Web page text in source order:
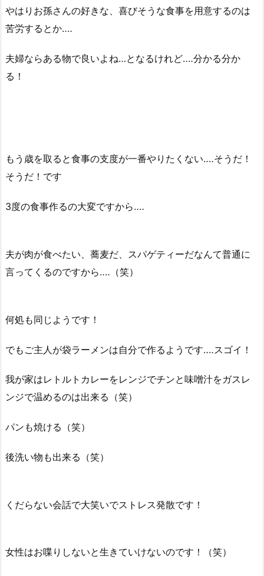
やはりお孫さんの好きな、喜びそうな食事を用意するのは
苦労するとか‥‥
夫婦ならある物で良いよね…となるけれど‥‥分かる分か
る！
もう歳を取ると食事の支度が一番やりたくない‥‥そうだ！
そうだ！です
3度の食事作るの大変ですから‥‥
夫が肉が食べたい、蕎麦だ、スパゲティーだなんて普通に
言ってくるのですから‥‥（笑）
何処も同じようです！
でもご主人が袋ラーメンは自分で作るようです‥‥スゴイ！
我が家はレトルトカレーをレンジでチンと味噌汁をガスレ
ンジで温めるのは出来る（笑）
パンも焼ける（笑）
後洗い物も出来る（笑）
くだらない会話で大笑いでストレス発散です！
女性はお喋りしないと生きていけないのです！（笑）